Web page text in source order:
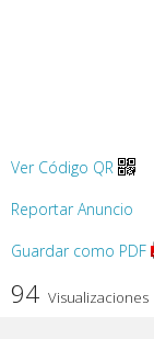
Ver Código QR
Reportar Anuncio
Guardar como PDF
94 Visualizaciones